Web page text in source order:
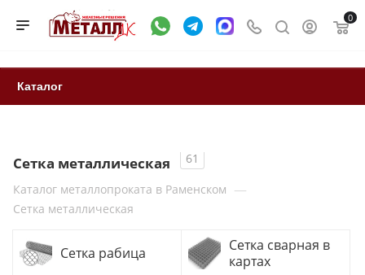
0
Каталог
Сетка металлическая
61
Каталог металлопроката в Раменском —
Сетка металлическая
Сетка рабица
Сетка сварная в
картах